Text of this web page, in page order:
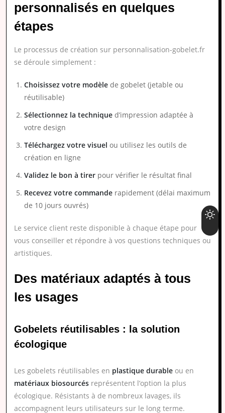
personnalisés en quelques
étapes
Le processus de création sur personnalisation-gobelet.fr
se déroule simplement :
Choisissez votre modèle de gobelet (jetable ou
réutilisable)
Sélectionnez la technique d’impression adaptée à
votre design
Téléchargez votre visuel ou utilisez les outils de
création en ligne
Validez le bon à tirer pour vérifier le résultat final
Recevez votre commande rapidement (délai maximum
de 10 jours ouvrés)
Le service client reste disponible à chaque étape pour
vous conseiller et répondre à vos questions techniques ou
artistiques.
Des matériaux adaptés à tous
les usages
Gobelets réutilisables : la solution
écologique
Les gobelets réutilisables en plastique durable ou en
matériaux biosourcés représentent l’option la plus
écologique. Résistants à de nombreux lavages, ils
accompagnent leurs utilisateurs sur le long terme.